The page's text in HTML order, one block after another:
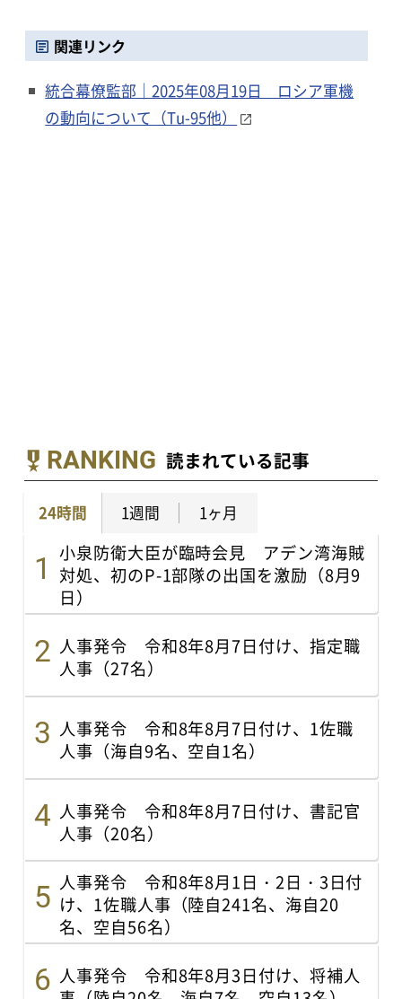
関連リンク
統合幕僚監部｜2025年08月19日 ロシア軍機
の動向について（Tu-95他）
RANKING 読まれている記事
24時間 1週間 1ヶ月
小泉防衛大臣が臨時会見 アデン湾海賊
対処、初のP-1部隊の出国を激励（8月9
日）
人事発令 令和8年8月7日付け、指定職
人事（27名）
人事発令 令和8年8月7日付け、1佐職
人事（海自9名、空自1名）
人事発令 令和8年8月7日付け、書記官
人事（20名）
人事発令 令和8年8月1日・2日・3日付
け、1佐職人事（陸自241名、海自20
名、空自56名）
人事発令 令和8年8月3日付け、将補人